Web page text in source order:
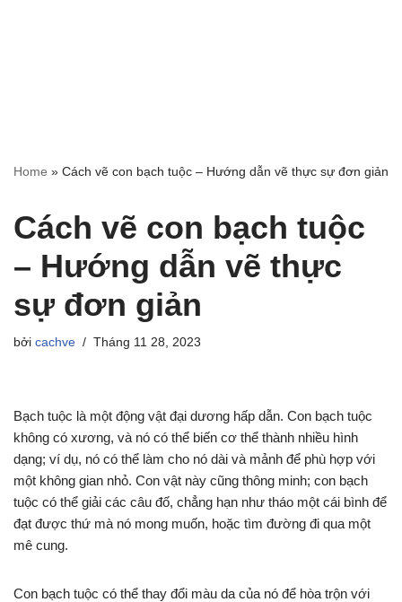
Home » Cách vẽ con bạch tuộc – Hướng dẫn vẽ thực sự đơn giản
Cách vẽ con bạch tuộc
– Hướng dẫn vẽ thực
sự đơn giản
bởi cachve Tháng 11 28, 2023
Bạch tuộc là một động vật đại dương hấp dẫn. Con bạch tuộc
không có xương, và nó có thể biến cơ thể thành nhiều hình
dạng; ví dụ, nó có thể làm cho nó dài và mảnh để phù hợp với
một không gian nhỏ. Con vật này cũng thông minh; con bạch
tuộc có thể giải các câu đố, chẳng hạn như tháo một cái bình để
đạt được thứ mà nó mong muốn, hoặc tìm đường đi qua một
mê cung.
Con bạch tuộc có thể thay đổi màu da của nó để hòa trộn với